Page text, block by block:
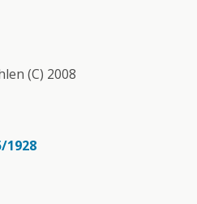
(C) 2008
1928